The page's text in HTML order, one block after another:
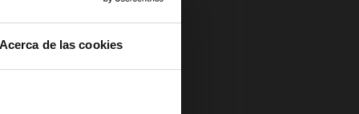
Acerca de las cookies
del acero se